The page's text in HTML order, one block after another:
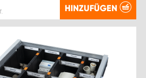
HINZUFÜGEN